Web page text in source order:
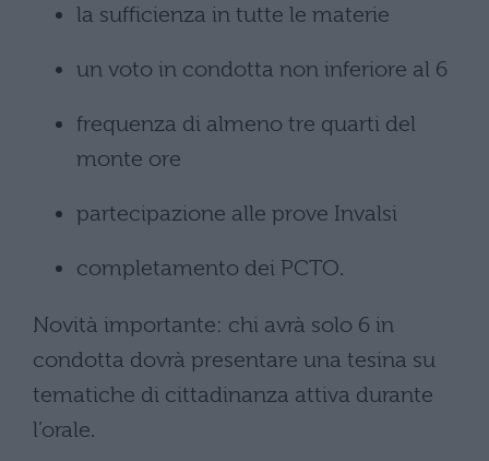
la sufficienza in tutte le materie
un voto in condotta non inferiore al 6
frequenza di almeno tre quarti del
monte ore
partecipazione alle prove Invalsi
completamento dei PCTO.
Novità importante: chi avrà solo 6 in
condotta dovrà presentare una tesina su
tematiche di cittadinanza attiva durante
l’orale.